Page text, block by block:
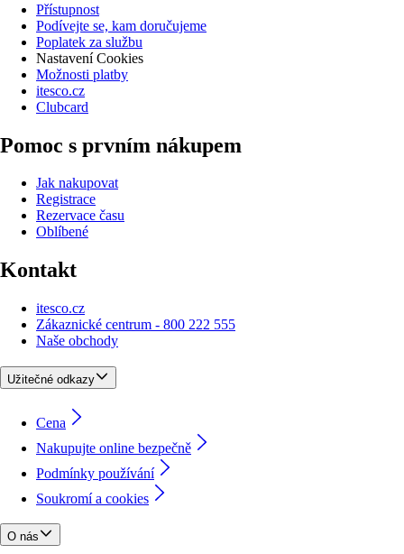
Přístupnost
Podívejte se, kam doručujeme
Poplatek za službu
Nastavení Cookies
Možnosti platby
itesco.cz
Clubcard
Pomoc s prvním nákupem
Jak nakupovat
Registrace
Rezervace času
Oblíbené
Kontakt
itesco.cz
Zákaznické centrum - 800 222 555
Naše obchody
Užitečné odkazy
Cena
Nakupujte online bezpečně
Podmínky používání
Soukromí a cookies
O nás